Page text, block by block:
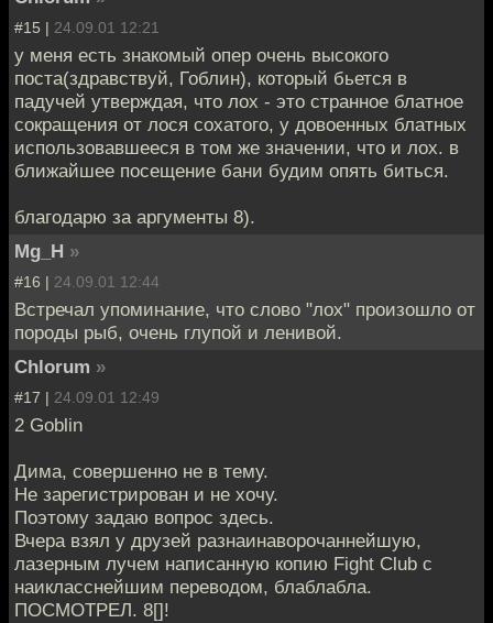
#15 | 24.09.01 12:21
у меня есть знакомый опер очень высокого
поста(здравствуй, Гоблин), который бьется в
падучей утверждая, что лох - это странное блатное
сокращения от лося сохатого, у довоенных блатных
использовавшееся в том же значении, что и лох. в
ближайшее посещение бани будим опять биться.
благодарю за аргументы 8).
Mg_H »
#16 | 24.09.01 12:44
Встречал упоминание, что слово "лох" произошло от
породы рыб, очень глупой и ленивой.
Chlorum »
#17 | 24.09.01 12:49
2 Goblin
Дима, совершенно не в тему.
Не зарегистрирован и не хочу.
Поэтому задаю вопрос здесь.
Вчера взял у друзей разнаинаворочаннейшую,
лазерным лучем написанную копию Fight Club с
наикласснейшим переводом, блаблабла.
ПОСМОТРЕЛ. 8[]!